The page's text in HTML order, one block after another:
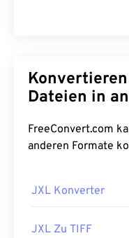
Konvertieren
Dateien in
FreeConvert.com kann Ihre JXL -
anderen Formate
JXL Konverter
JXL Zu TIFF